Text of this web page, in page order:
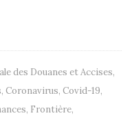
des Douanes et Accises,
, Coronavirus, Covid-19,
, Frontière,